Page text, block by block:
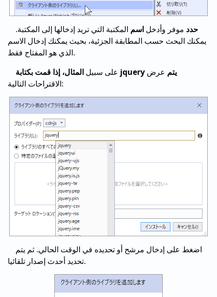
حدد موفر وأدخل اسم المكتبة التي تريد إدخالها إلى المكتبة.
يمكنك البحث حسب المطابقة الجزئية، بحيث يمكنك إدخال الاسم
الذي هو المفتاح فقط.
على سبيل
المثال، إذا قمت بكتابة jquery يتم عرض
الاقتراحات التالية:
اضغط على إدخال مرشح أو تحديده في الوقت الحالي. ثم يتم
تحديد أحدث إصدار تلقائيا.